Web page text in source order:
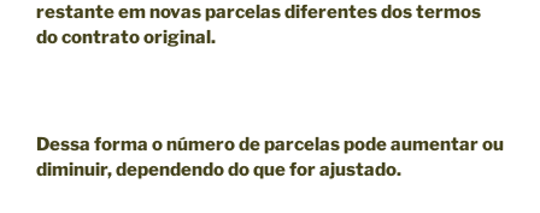
restante em novas parcelas diferentes dos termos
do contrato original.
Dessa forma o número de parcelas pode aumentar ou
diminuir, dependendo do que for ajustado.